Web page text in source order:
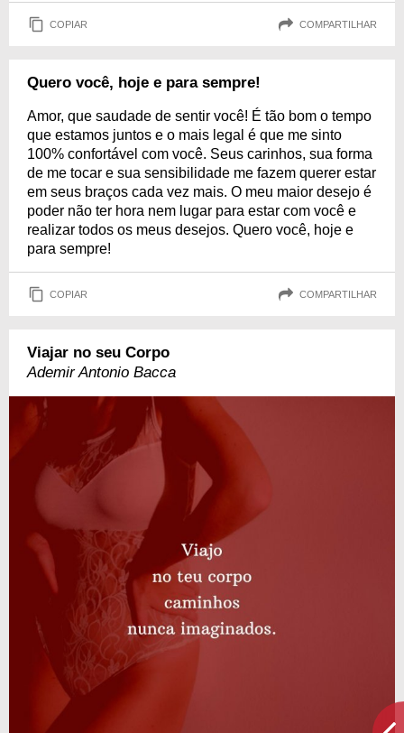
COPIAR COMPARTILHAR
Quero você, hoje e para sempre!
Amor, que saudade de sentir você! É tão bom o tempo
que estamos juntos e o mais legal é que me sinto
100% confortável com você. Seus carinhos, sua forma
de me tocar e sua sensibilidade me fazem querer estar
em seus braços cada vez mais. O meu maior desejo é
poder não ter hora nem lugar para estar com você e
realizar todos os meus desejos. Quero você, hoje e
para sempre!
COPIAR COMPARTILHAR
Viajar no seu Corpo
Ademir Antonio Bacca